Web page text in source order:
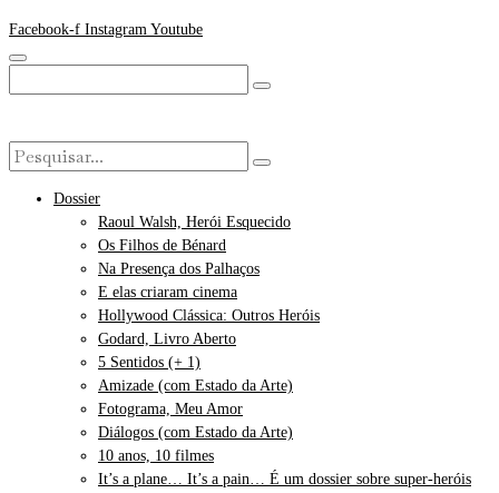
Facebook-f Instagram Youtube
Dossier
Raoul Walsh, Herói Esquecido
Os Filhos de Bénard
Na Presença dos Palhaços
E elas criaram cinema
Hollywood Clássica: Outros Heróis
Godard, Livro Aberto
5 Sentidos (+ 1)
Amizade (com Estado da Arte)
Fotograma, Meu Amor
Diálogos (com Estado da Arte)
10 anos, 10 filmes
It’s a plane… It’s a pain… É um dossier sobre super-heróis